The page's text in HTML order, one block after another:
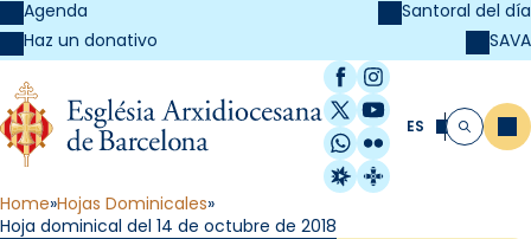
Agenda
Haz un donativo
Santoral del día
SAVA
Facebook
Instagram
X / Twitter
YouTube
WhatsApp
Flickr
Radio Estel
Catalunya
ES Buscar
Home Hojas Dominicales
Hoja dominical del 14 de octubre de 2018